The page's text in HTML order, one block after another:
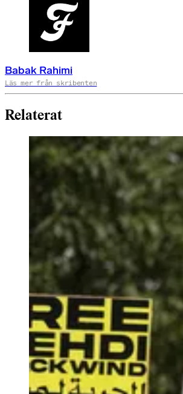
Babak Rahimi
Läs mer från skribenten
Relaterat